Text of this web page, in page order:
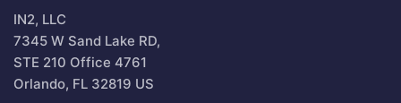
IN2, LLC
7345 W Sand Lake RD,
STE 210 Office 4761
Orlando, FL 32819 US